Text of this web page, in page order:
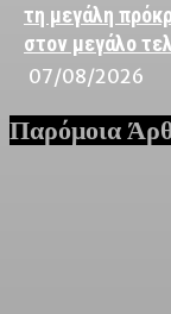
τη μεγάλη
στον μεγάλο
07/08/2026
Παρόμοια